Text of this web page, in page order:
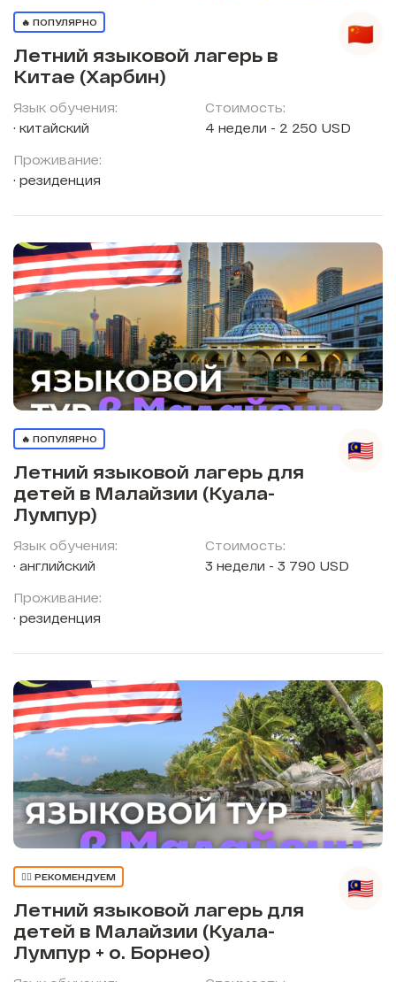
🔥 ПОПУЛЯРНО
Летний языковой лагерь в
Китае (Харбин)
Язык обучения:
китайский
Проживание:
резиденция
Стоимость:
4 недели - 2 250 USD
🔥 ПОПУЛЯРНО
Летний языковой лагерь для
детей в Малайзии (Куала-
Лумпур)
Язык обучения:
английский
Проживание:
резиденция
Стоимость:
3 недели - 3 790 USD
👍🏼 РЕКОМЕНДУЕМ
Летний языковой лагерь для
детей в Малайзии (Куала-
Лумпур + о. Борнео)